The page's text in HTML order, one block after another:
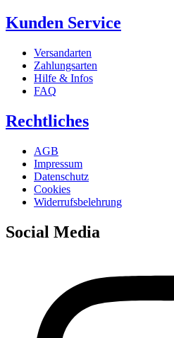
Kunden Service
Versandarten
Zahlungsarten
Hilfe & Infos
FAQ
Rechtliches
AGB
Impressum
Datenschutz
Cookies
Widerrufsbelehrung
Social Media